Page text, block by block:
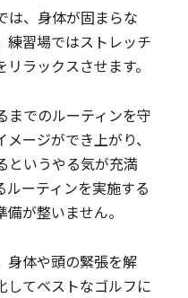
は、身体が固まらな
練習場ではストレッチ
ラックスさせます。
までのルーティンを守
ージができ上がり、
というやる気が充満
ルーティンを実施する
が整いません。
身体や頭の緊張を解
してベストなゴルフに